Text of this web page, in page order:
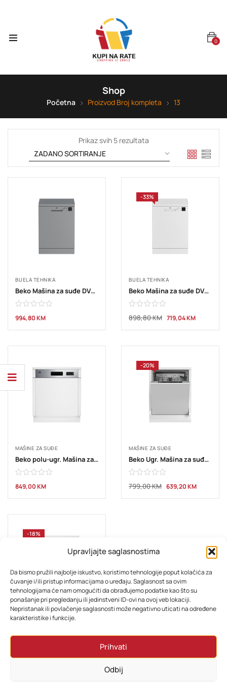
Upravljajte saglasnostima
Da bismo pružili najbolje iskustvo, koristimo tehnologije poput kolačića za
čuvanje i/ili pristup informacijama o uređaju. Saglasnost sa ovim
tehnologijama će nam omogućiti da obrađujemo podatke kao što su
ponašanje pri pregledanju ili jedinstveni ID-ovi na ovoj veb lokaciji.
Nepristanak ili povlačenje saglasnosti može negativno uticati na određene
karakteristike i funkcije.
Prihvati
Odbij
0
Shop
Početna Proizvod Broj kompleta 13
Prikaz svih 5 rezultata
BIJELA TEHNIKA
Beko Mašina za suđe DVN05330S
994,80KM
-33%
BIJELA TEHNIKA
Beko Mašina za suđe DVN05330W
898,80KM 719,04KM
MAŠINE ZA SUĐE
Beko polu-ugr. Mašina za suđe BDSN 153E3 X
849,00KM
-20%
MAŠINE ZA SUĐE
Beko Ugr. Mašina za suđe DIN34330
799,00KM 639,20KM
-18%
MAŠINE ZA SUĐE